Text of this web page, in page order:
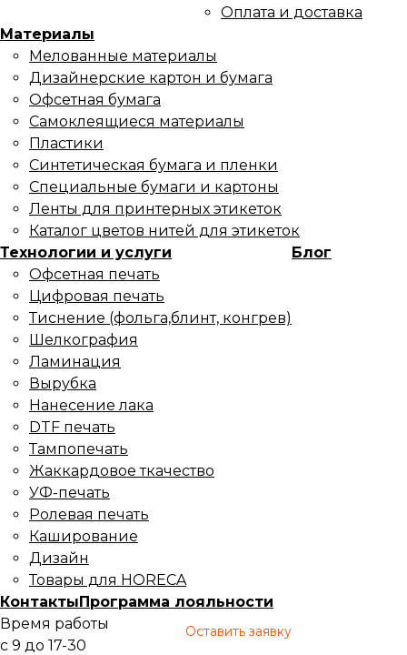
Оплата и доставка
Материалы
Мелованные материалы
Дизайнерские картон и бумага
Офсетная бумага
Самоклеящиеся материалы
Пластики
Синтетическая бумага и пленки
Специальные бумаги и картоны
Ленты для принтерных этикеток
Каталог цветов нитей для этикеток
Технологии и услуги
Офсетная печать
Цифровая печать
Тиснение (фольга,блинт, конгрев)
Шелкография
Ламинация
Вырубка
Нанесение лака
DTF печать
Тампопечать
Жаккардовое ткачество
УФ-печать
Ролевая печать
Каширование
Дизайн
Товары для HORECA
Блог
КонтактыПрограмма лояльности
Время работы
с 9 до 17-30
Оставить заявку